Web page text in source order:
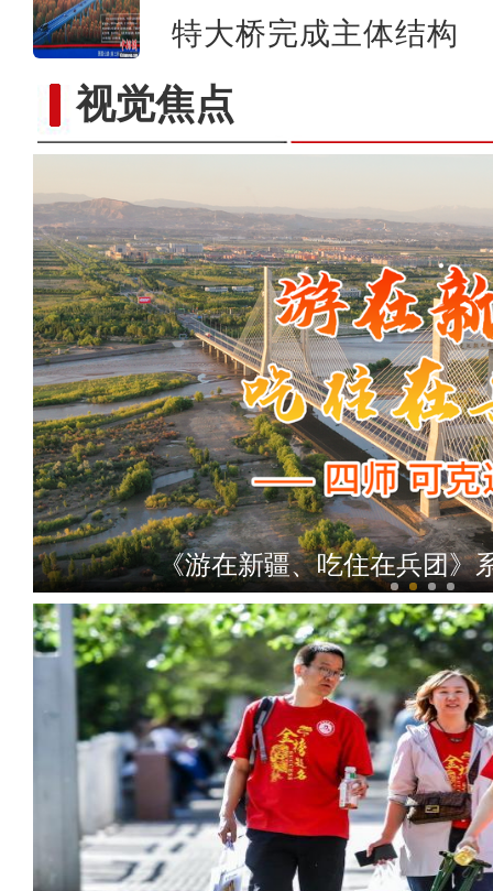
特大桥完成主体结构
视觉焦点《游在新疆、吃住在兵团》
《游在新疆、吃住在兵团》